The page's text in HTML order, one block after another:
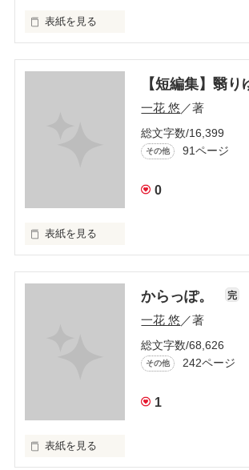
2007/9/1～
表紙を見る
素敵なﾚﾋﾞｭｰを
【短編集】翳り
一花 悠 ／著
総文字数/16,399
その他 91ページ
0
表紙を見る
笑夜ｻﾝ
からっぽ。 完
一花 悠 ／著
総文字数/68,626
その他 242ページ
1
表紙を見る